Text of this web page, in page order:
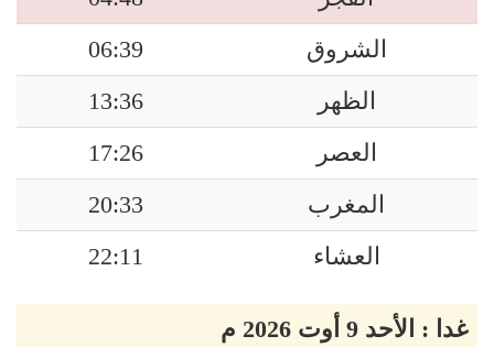
الشروق
06:39
الظهر
13:36
العصر
17:26
المغرب
20:33
العشاء
22:11
غدا : الأحد 9 أوت 2026 م